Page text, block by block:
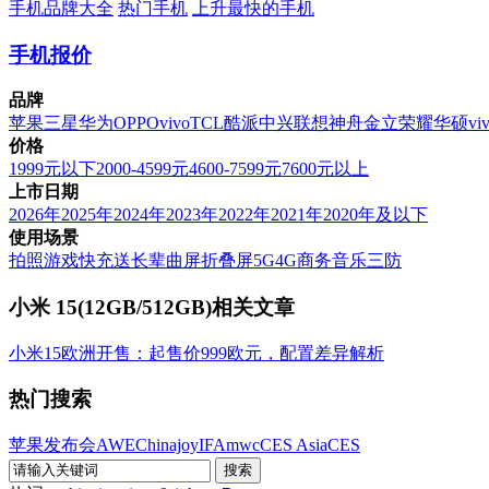
手机品牌大全 热门手机 上升最快的手机
手机报价
品牌
苹果三星华为OPPOvivoTCL酷派中兴联想神舟金立荣耀华硕
价格
1999元以下2000-4599元4600-7599元7600元以上
上市日期
2026年2025年2024年2023年2022年2021年2020年及以下
使用场景
拍照游戏快充送长辈曲屏折叠屏5G4G商务音乐三防
小米 15(12GB/512GB)相关文章
小米15欧洲开售：起售价999欧元，配置差异解析
热门搜索
苹果发布会AWEChinajoyIFAmwcCES AsiaCES